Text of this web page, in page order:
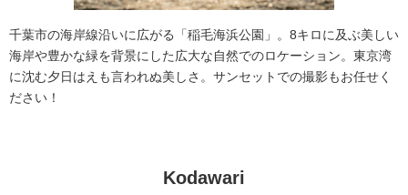
人気スポットでの撮影
千葉市の海岸線沿いに広がる「稲毛海浜公園」。8キロに及ぶ美しい
海岸や豊かな緑を背景にした広大な自然でのロケーション。東京湾
に沈む夕日はえも言われぬ美しさ。サンセットでの撮影もお任せく
ださい！
Kodawari